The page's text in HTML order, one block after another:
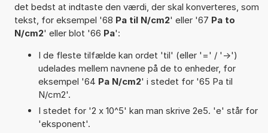
det bedst at indtaste den værdi, der skal konverteres, som
tekst, for eksempel '68 Pa til N/cm2' eller '67 Pa to
N/cm2' eller blot '66 Pa':
I de fleste tilfælde kan ordet 'til' (eller '=' / '->')
udelades mellem navnene på de to enheder, for
eksempel '64 Pa N/cm2' i stedet for '65 Pa til
N/cm2'.
I stedet for '2 x 10^5' kan man skrive 2e5. 'e' står for
'eksponent'.